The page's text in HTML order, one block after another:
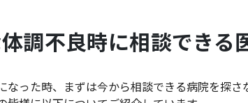
調不良時に相談できる
なった時、まずは今から相談できる病院を探